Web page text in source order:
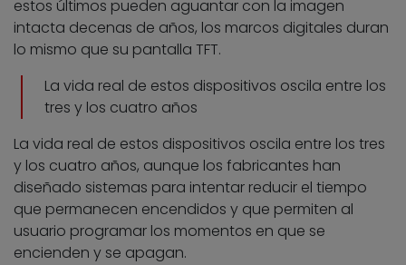
estos últimos pueden aguantar con la imagen
intacta decenas de años, los marcos digitales duran
lo mismo que su pantalla TFT.
La vida real de estos dispositivos oscila entre los
tres y los cuatro años
La vida real de estos dispositivos oscila entre los tres
y los cuatro años, aunque los fabricantes han
diseñado sistemas para intentar reducir el tiempo
que permanecen encendidos y que permiten al
usuario programar los momentos en que se
encienden y se apagan.